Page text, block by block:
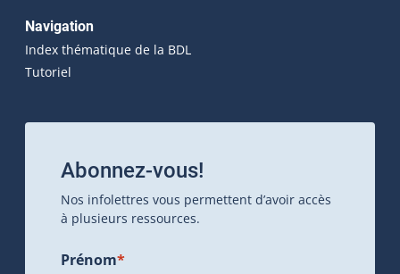
Navigation
Index thématique de la BDL
Tutoriel
Abonnez-vous!
Nos infolettres vous permettent d’avoir accès
à plusieurs ressources.
Prénom*